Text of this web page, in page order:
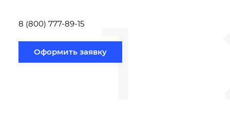
1
8 (800) 777-89-15
Оформить заявку